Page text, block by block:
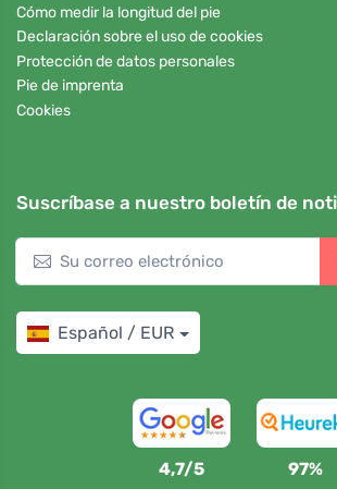
Cómo medir la longitud del pie
Declaración sobre el uso de cookies
Protección de datos personales
Pie de imprenta
Cookies
Suscríbase a nuestro boletín de
Español / EUR
4,7/5 97%